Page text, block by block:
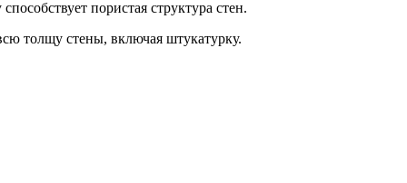
пористая структура стен.
толщу стены, включая штукатурку.